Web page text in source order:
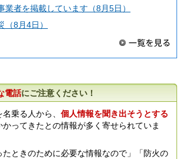
業者を掲載しています（8月5日）
（8月4日）
電話にご注意ください！
乗る人から、 個人情報を聞き出そうとする
かってきたとの情報が多く寄せられていま
たときのために必要な情報なので」「防火の